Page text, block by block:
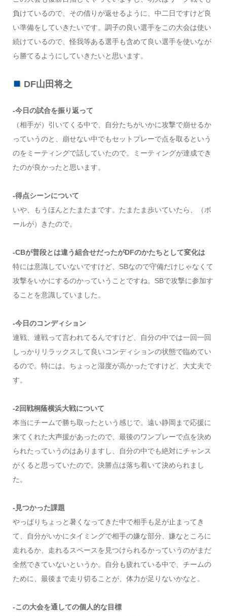
負けているので、その借りが返せるように、中二日ですけど良
い準備をしていきたいです。調子の良い選手をこの大会は使い
続けているので、怪我等ある選手も含めて良い選手を使いなが
ら勝てるようにしていきたいと思います。
DF山田将之
-今日の試合を振り返って
（相手が）引いてくる中で、自分たちがいかに攻撃で崩せるか
っていうのと、崩せない中でもセットプレーで点を取るという
のをミーティングで話していたので。ミーティングが達成でき
たのが良かったと思います。
-得点シーンについて
いや、もうほんとたまたまです。たまたま歩いていたら、（ボ
ールが）きたので。
-CBが普段とは違う組合せだったがDFのかたちとして変化は
特には意識していないですけど、SBなので守備だけじゃなくて
攻撃をいかにするのかっていうことですね。SBで攻撃に参加す
ることを意識していました。
-今日のコンディション
連戦、連戦って言われてるんですけど、自分の中では一回一回
しっかりリラックスして良いコンディションの状態で臨めてい
るので。特には。ちょっと湿度が高かったですけど、大丈夫で
す。
-2回戦桐蔭横浜大戦について
本当にチームで勝ち取ったという感じで。遠い静岡まで応援に
来てくれた大声援があったので、最後のワンプレーで点を決め
られたっていうのはありますし、自分の中でも絶対にチャンス
がくると思っていたので。決勝点は落ち着いて決められまし
た。
-見つかった課題
やっぱりちょっと暑くなってきた中で相手も足が止まってき
て、自分がいかにタイミングで相手の嫌な部分、嫌なところに
走れるか、走れるスペースを見つけられるかっていうのがまだ
全然できていないというか。自分も疲れている中で、チームの
ために、最後まで走り切ることが、体力が足りないかなと。
-この大会を通しての個人的な目標